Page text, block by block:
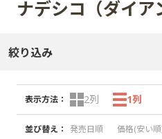
ナデシコ（ダイア
絞り込み
表示方法： 2列 1列
並び替え ： 発売日順 価格(安い